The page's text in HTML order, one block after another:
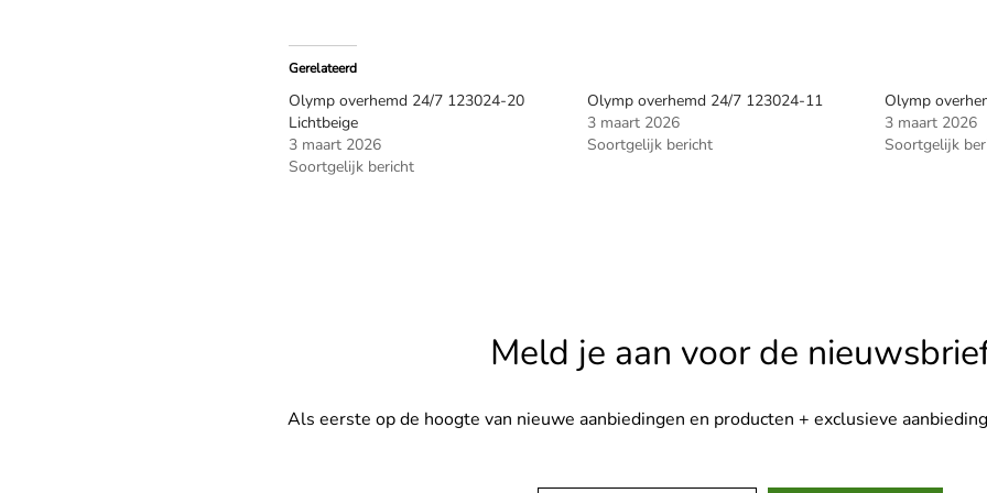
Gerelateerd
Olymp overhemd 24/7 123024-20
Lichtbeige
3 maart 2026
Soortgelijk bericht
Olymp overhemd 24/7 123024-11
3 maart 2026
Soortgelijk bericht
Olymp
3 maart 2026
Soortgelijk
Meld je aan voor de
Als eerste op de hoogte van nieuwe aanbiedingen en producten + exclusieve